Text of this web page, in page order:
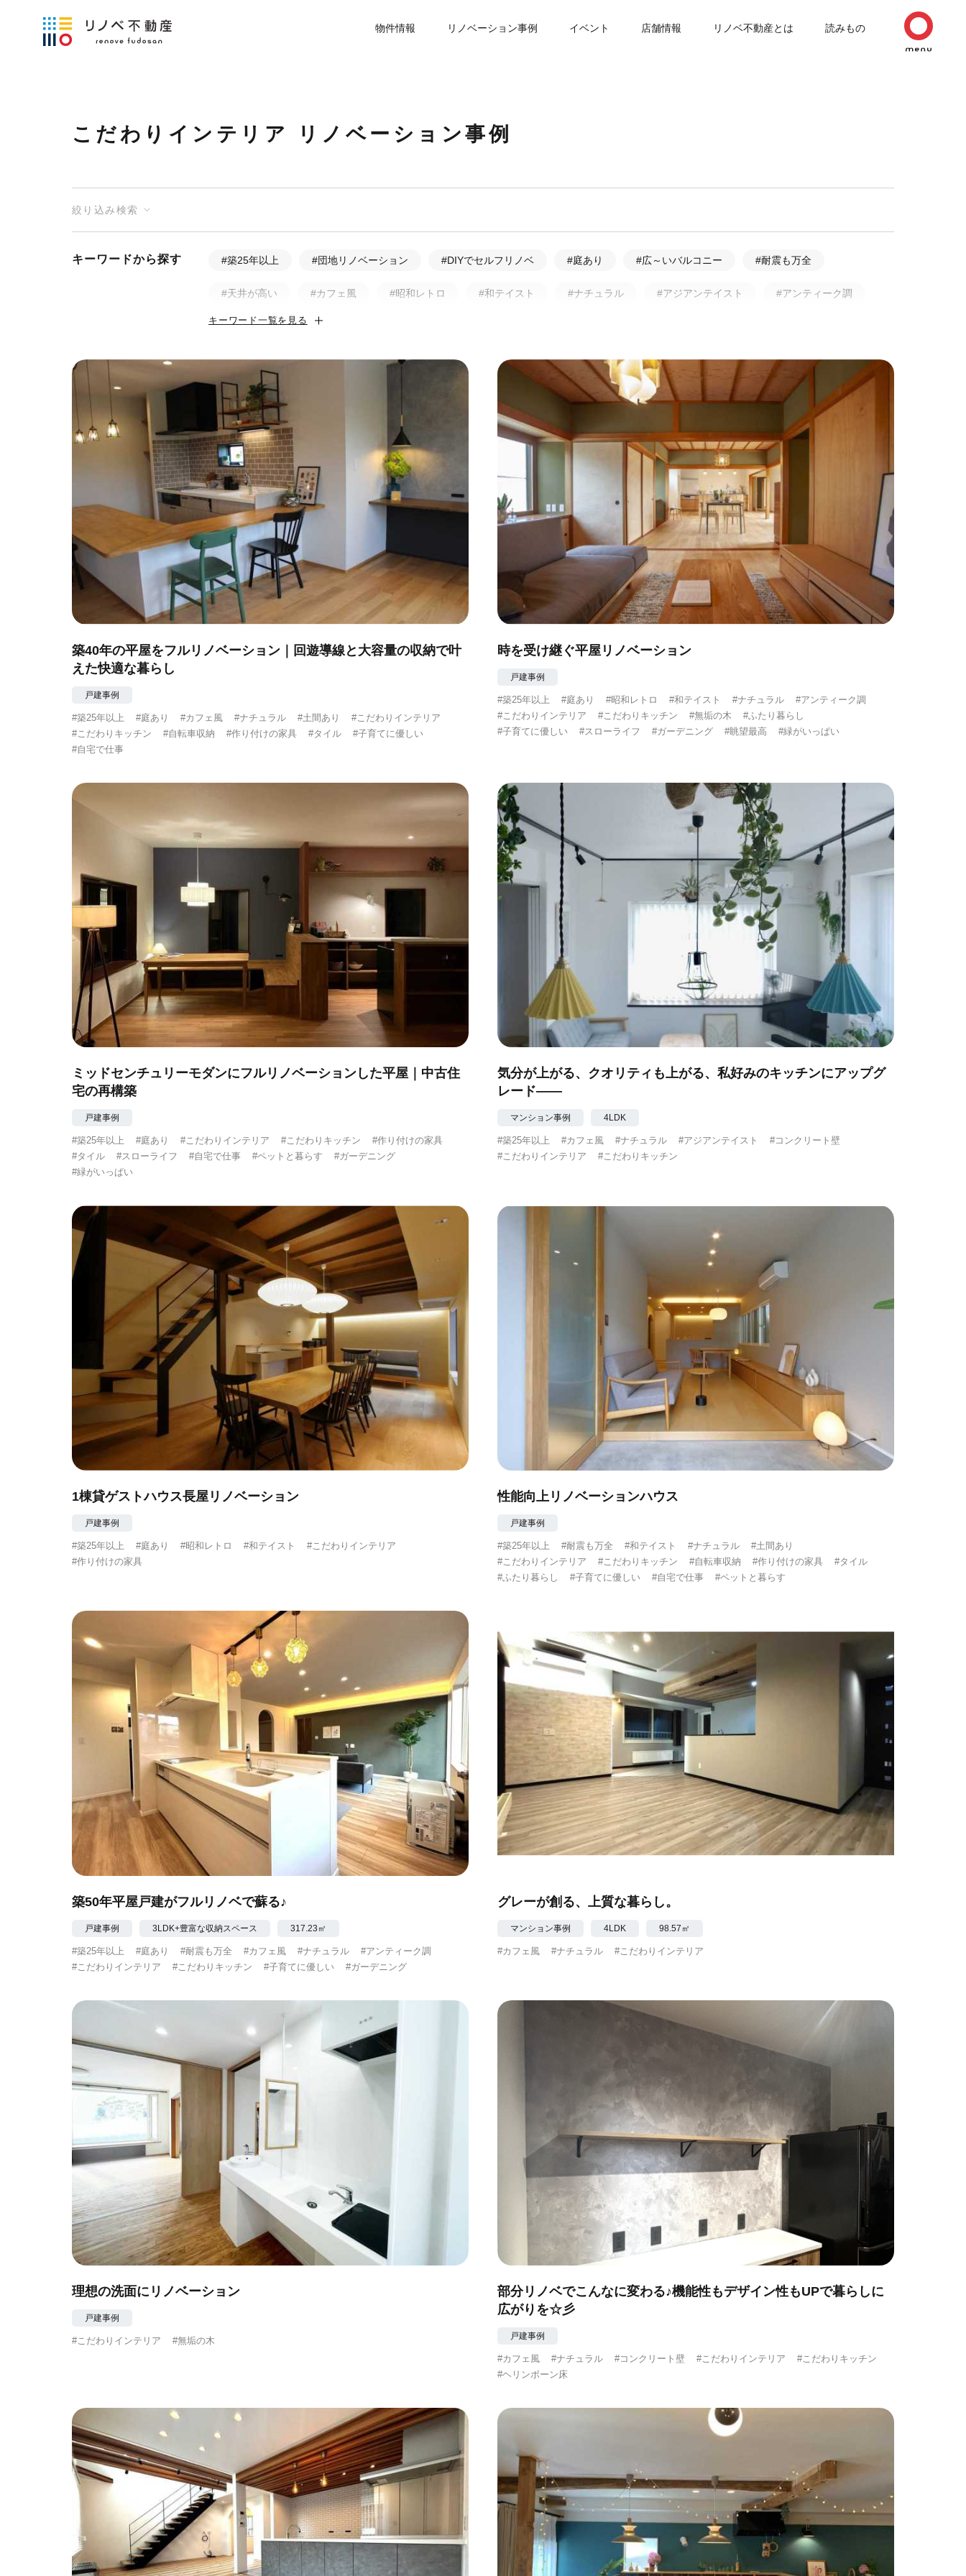
物件情報 リノベーション事例 イベント 店舗情報 リノベ不動産とは 読みもの
こだわりインテリア リノベーション事例
絞り込み検索
キーワードから探す #築25年以上 #団地リノベーション #DIYでセルフリノベ #庭あり #広～いバルコニー #耐震も万全
#天井が高い #カフェ風 #昭和レトロ #和テイスト #ナチュラル #アジアンテイスト #アンティーク調
#ハンモック #コンクリート壁
#自転車収納 #作り付けの家具 #あえて古材 #黒板 #無垢の木 #タイル #壁一面本棚 #ヘリンボーン床
#ひとり暮らし #スローライフ #自宅で仕事 #ペットと暮らす
#ガーデニング #眺望最高 #300万円以下
キーワード一覧を見る
築40年の平屋をフルリノベーション｜回遊導線と大容量の収納で叶
えた快適な暮らし
戸建事例
#築25年以上 #庭あり #カフェ風 #ナチュラル #土間あり
#こだわりインテリア
#こだわりキッチン
#自転車収納 #作り付けの家具 #タイル
#子育てに優しい
#自宅で仕事
時を受け継ぐ平屋リノベーション
戸建事例
#築25年以上 #庭あり #昭和レトロ #和テイスト #ナチュラル
#アンティーク調
#こだわりインテリア
#こだわりキッチン #無垢の木
#ふたり暮らし
#子育てに優しい
#スローライフ #ガーデニング #眺望最高 #緑がいっぱい
ミッドセンチュリーモダンにフルリノベーションした平屋｜中古住
宅の再構築
戸建事例
#築25年以上 #庭あり #こだわりインテリア #こだわりキッチン
#作り付けの家具
#タイル
#スローライフ #自宅で仕事 #ペットと暮らす
#ガーデニング
#緑がいっぱい
気分が上がる、クオリティも上がる、私好みのキッチンにアップグ
レード――
マンション事例 4LDK
#築25年以上 #カフェ風 #ナチュラル #アジアンテイスト
#コンクリート壁
#こだわりインテリア
#こだわりキッチン
1棟貸ゲストハウス長屋リノベーション
戸建事例
#築25年以上 #庭あり #昭和レトロ #和テイスト
#こだわりインテリア
#作り付けの家具
性能向上リノベーションハウス
戸建事例
#築25年以上 #耐震も万全 #和テイスト #ナチュラル
#土間あり
#こだわりインテリア
#こだわりキッチン #自転車収納 #作り付けの家具
#タイル
#ふたり暮らし
#子育てに優しい #自宅で仕事 #ペットと暮らす
築50年平屋戸建がフルリノベで蘇る♪
戸建事例 3LDK+豊富な収納スペース 317.23㎡
#築25年以上 #庭あり #耐震も万全 #カフェ風 #ナチュラル
#アンティーク調
#こだわりインテリア
#こだわりキッチン #子育てに優しい #ガーデニング
グレーが創る、上質な暮らし。
マンション事例 4LDK 98.57㎡
#カフェ風 #ナチュラル #こだわりインテリア
理想の洗面にリノベーション
戸建事例
#こだわりインテリア #無垢の木
部分リノベでこんなに変わる♪機能性もデザイン性もUPで暮らしに
広がりを☆彡
戸建事例
#カフェ風 #ナチュラル #コンクリート壁 #こだわりインテリア
#こだわりキッチン
#ヘリンボーン床